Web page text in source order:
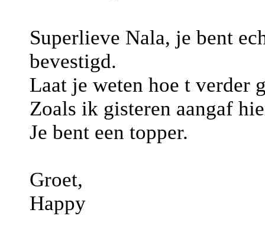
Superlieve Nala, je bent
bevestigd.
Laat je weten hoe t verder
Zoals ik gisteren aangaf
Je bent een topper.
Groet,
Happy